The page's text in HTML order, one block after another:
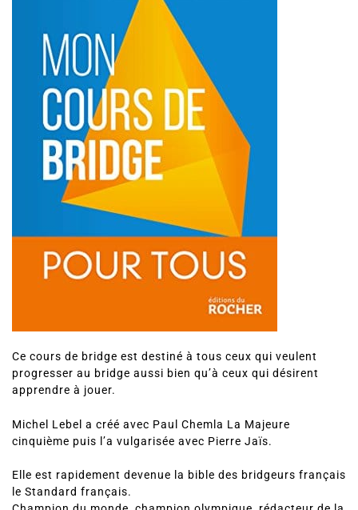
Ce cours de bridge est destiné à tous ceux qui veulent
progresser au bridge aussi bien qu’à ceux qui désirent
apprendre à jouer.
Michel Lebel a créé avec Paul Chemla La Majeure
cinquième puis l’a vulgarisée avec Pierre Jaïs.
Elle est rapidement devenue la bible des bridgeurs français
le Standard français.